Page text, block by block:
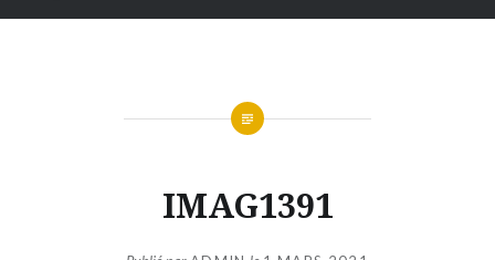
IMAG1391